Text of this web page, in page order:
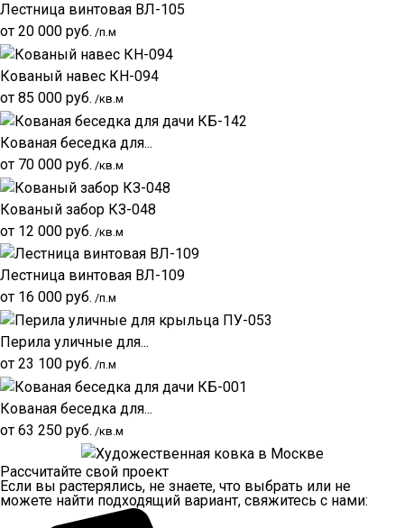
Лестница винтовая ВЛ-105
от 20 000 руб. /п.м
Кованый навес КН-094
от 85 000 руб. /кв.м
Кованая беседка для...
от 70 000 руб. /кв.м
Кованый забор КЗ-048
от 12 000 руб. /кв.м
Лестница винтовая ВЛ-109
от 16 000 руб. /п.м
Перила уличные для...
от 23 100 руб. /п.м
Кованая беседка для...
от 63 250 руб. /кв.м
Рассчитайте свой проект
Если вы растерялись, не знаете, что выбрать или не
можете найти подходящий вариант, свяжитесь с нами: